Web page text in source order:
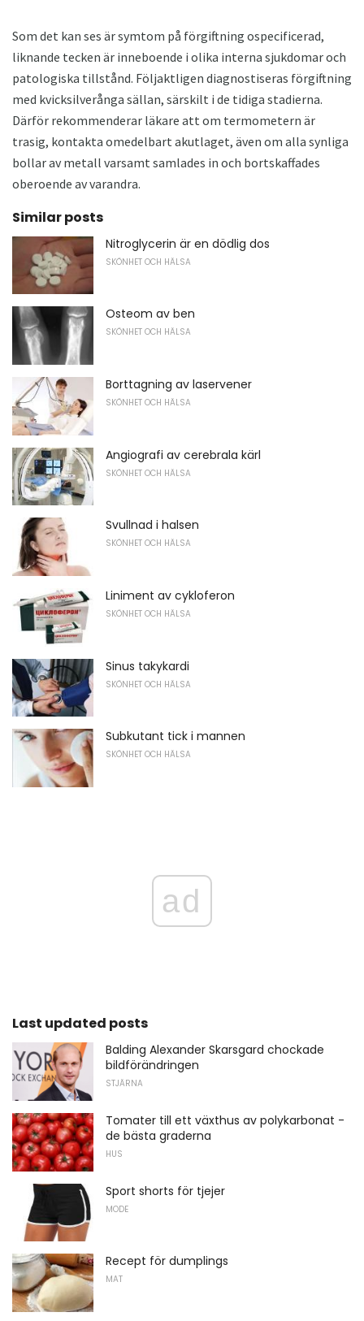
Som det kan ses är symtom på förgiftning ospecificerad,
liknande tecken är inneboende i olika interna sjukdomar och
patologiska tillstånd. Följaktligen diagnostiseras förgiftning
med kvicksilverånga sällan, särskilt i de tidiga stadierna.
Därför rekommenderar läkare att om termometern är
trasig, kontakta omedelbart akutlaget, även om alla synliga
bollar av metall varsamt samlades in och bortskaffades
oberoende av varandra.
Similar posts
Nitroglycerin är en dödlig dos
SKÖNHET OCH HÄLSA
Osteom av ben
SKÖNHET OCH HÄLSA
Borttagning av laservener
SKÖNHET OCH HÄLSA
Angiografi av cerebrala kärl
SKÖNHET OCH HÄLSA
Svullnad i halsen
SKÖNHET OCH HÄLSA
Liniment av cykloferon
SKÖNHET OCH HÄLSA
Sinus takykardi
SKÖNHET OCH HÄLSA
Subkutant tick i mannen
SKÖNHET OCH HÄLSA
ad
Last updated posts
Balding Alexander Skarsgard chockade
bildförändringen
STJÄRNA
Tomater till ett växthus av polykarbonat -
de bästa graderna
HUS
Sport shorts för tjejer
MODE
Recept för dumplings
MAT